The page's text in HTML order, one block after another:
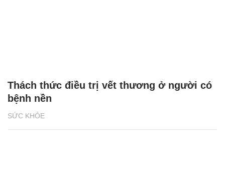
SỨC KHỎE
Thách thức điều trị vết thương ở người có
bệnh nền